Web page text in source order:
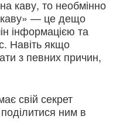
каву, то необмінно
каву» — це дещо
інформацією та
Навіть якщо
з певних причин,
свій секрет
ним в